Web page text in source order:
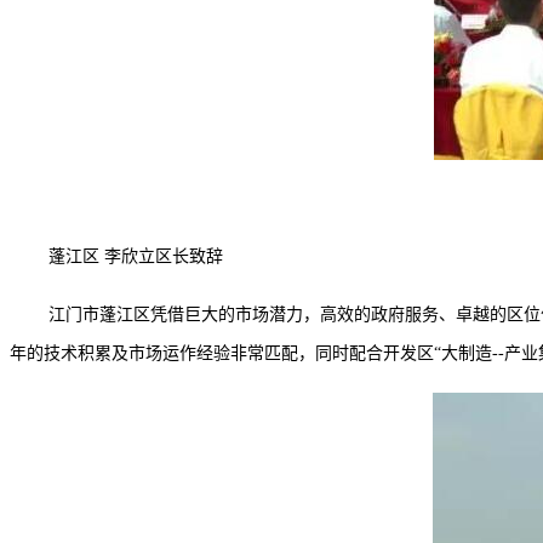
蓬江区 李欣立区长致辞
江门市蓬江区凭借巨大的市场潜力，高效的政府服务、卓越的区
年的技术积累及市场运作经验非常匹配，同时配合开发区“大制造--产